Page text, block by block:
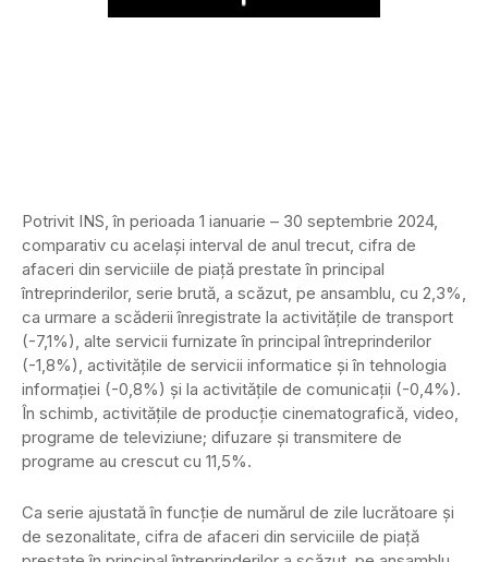
Play
Potrivit INS, în perioada 1 ianuarie – 30 septembrie 2024,
comparativ cu același interval de anul trecut, cifra de
afaceri din serviciile de piaţă prestate în principal
întreprinderilor, serie brută, a scăzut, pe ansamblu, cu 2,3%,
ca urmare a scăderii înregistrate la activităţile de transport
(-7,1%), alte servicii furnizate în principal întreprinderilor
(-1,8%), activităţile de servicii informatice şi în tehnologia
informaţiei (-0,8%) şi la activităţile de comunicaţii (-0,4%).
În schimb, activităţile de producţie cinematografică, video,
programe de televiziune; difuzare şi transmitere de
programe au crescut cu 11,5%.
Ca serie ajustată în funcţie de numărul de zile lucrătoare şi
de sezonalitate, cifra de afaceri din serviciile de piaţă